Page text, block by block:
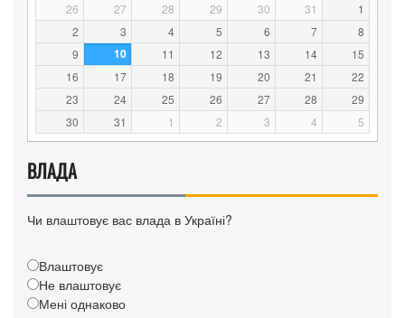
26 27 28 29 30 31
1
2
3 4 5 6 7
8
9
10 11 12 13 14
15
16
17 18 19 20 21
22
23
24 25 26 27 28
29
30
31 1 2 3 4 5
ВЛАДА
Чи влаштовує вас влада в Україні?
Влаштовує
Не влаштовує
Мені однаково